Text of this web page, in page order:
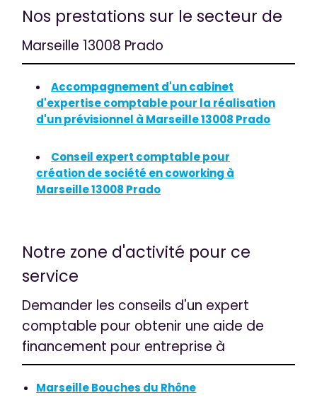
Nos prestations sur le secteur de
Marseille 13008 Prado
Accompagnement d'un cabinet
d'expertise comptable pour la réalisation
d'un prévisionnel à Marseille 13008 Prado
Conseil expert comptable pour
création de société en coworking à
Marseille 13008 Prado
Notre zone d'activité pour ce
service
Demander les conseils d'un expert
comptable pour obtenir une aide de
financement pour entreprise à
Marseille Bouches du Rhône